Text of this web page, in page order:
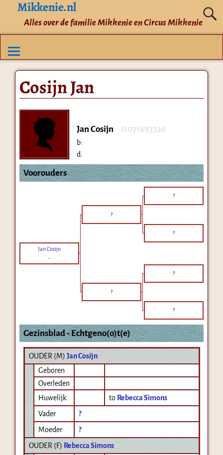
Mikkenie.nl
Alles over de familie Mikkenie en Circus Mikkenie
Cosijn Jan
Jan Cosijn I1071693326
b:
d:
Voorouders
?
?
?
Jan Cosijn
-
?
?
?
Gezinsblad - Echtgeno(o)t(e)
OUDER (M) Jan Cosijn
Geboren
Overleden
Huwelijk
to Rebecca Simons
Vader
?
Moeder
?
OUDER (F) Rebecca Simons